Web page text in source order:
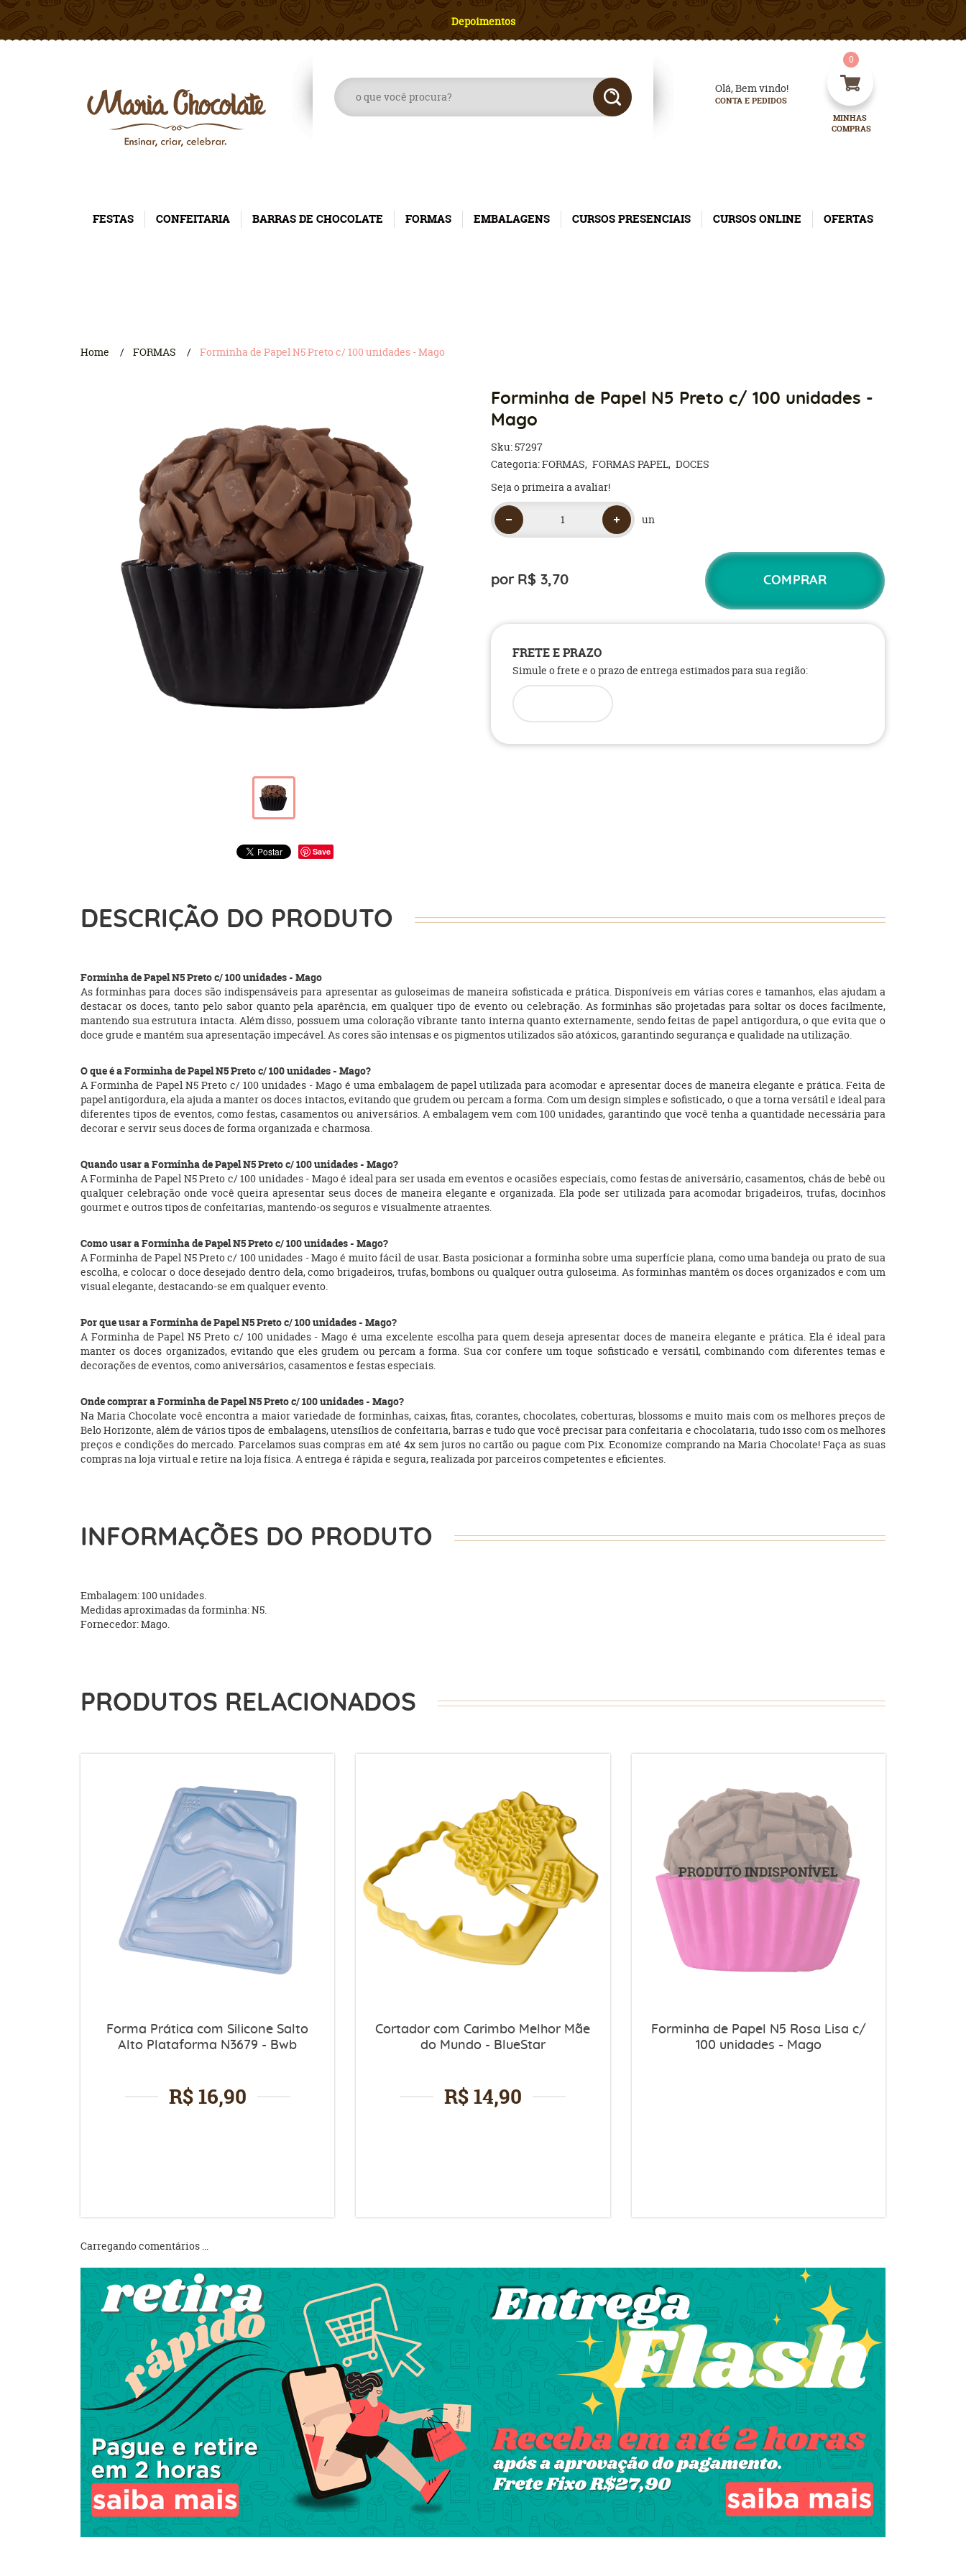
Depoimentos
Olá, Bem vindo!
CONTA E PEDIDOS
MINHAS
COMPRAS
0
FESTAS CONFEITARIA BARRAS DE CHOCOLATE FORMAS EMBALAGENS CURSOS PRESENCIAIS CURSOS ONLINE OFERTAS
Home FORMAS Forminha de Papel N5 Preto c/ 100 unidades - Mago
Save
Forminha de Papel N5 Preto c/ 100 unidades -
Mago
Sku:57297
Categoria:FORMAS FORMAS PAPEL DOCES
Seja o primeira a avaliar!
un
por R$ 3,70 COMPRAR
FRETE E PRAZO
Simule o frete e o prazo de entrega estimados para sua região:
DESCRIÇÃO DO PRODUTO
Forminha de Papel N5 Preto c/ 100 unidades - Mago
As forminhas para doces são indispensáveis para apresentar as guloseimas de maneira sofisticada e prática. Disponíveis em várias cores e tamanhos, elas ajudam a
destacar os doces, tanto pelo sabor quanto pela aparência, em qualquer tipo de evento ou celebração. As forminhas são projetadas para soltar os doces facilmente,
mantendo sua estrutura intacta. Além disso, possuem uma coloração vibrante tanto interna quanto externamente, sendo feitas de papel antigordura, o que evita que o
doce grude e mantém sua apresentação impecável. As cores são intensas e os pigmentos utilizados são atóxicos, garantindo segurança e qualidade na utilização.
O que é a Forminha de Papel N5 Preto c/ 100 unidades - Mago?
A Forminha de Papel N5 Preto c/ 100 unidades - Mago é uma embalagem de papel utilizada para acomodar e apresentar doces de maneira elegante e prática. Feita de
papel antigordura, ela ajuda a manter os doces intactos, evitando que grudem ou percam a forma. Com um design simples e sofisticado, o que a torna versátil e ideal para
diferentes tipos de eventos, como festas, casamentos ou aniversários. A embalagem vem com 100 unidades, garantindo que você tenha a quantidade necessária para
decorar e servir seus doces de forma organizada e charmosa.
Quando usar a Forminha de Papel N5 Preto c/ 100 unidades - Mago?
A Forminha de Papel N5 Preto c/ 100 unidades - Mago é ideal para ser usada em eventos e ocasiões especiais, como festas de aniversário, casamentos, chás de bebê ou
qualquer celebração onde você queira apresentar seus doces de maneira elegante e organizada. Ela pode ser utilizada para acomodar brigadeiros, trufas, docinhos
gourmet e outros tipos de confeitarias, mantendo-os seguros e visualmente atraentes.
Como usar a Forminha de Papel N5 Preto c/ 100 unidades - Mago?
A Forminha de Papel N5 Preto c/ 100 unidades - Mago é muito fácil de usar. Basta posicionar a forminha sobre uma superfície plana, como uma bandeja ou prato de sua
escolha, e colocar o doce desejado dentro dela, como brigadeiros, trufas, bombons ou qualquer outra guloseima. As forminhas mantêm os doces organizados e com um
visual elegante, destacando-se em qualquer evento.
Por que usar a Forminha de Papel N5 Preto c/ 100 unidades - Mago?
A Forminha de Papel N5 Preto c/ 100 unidades - Mago é uma excelente escolha para quem deseja apresentar doces de maneira elegante e prática. Ela é ideal para
manter os doces organizados, evitando que eles grudem ou percam a forma. Sua cor confere um toque sofisticado e versátil, combinando com diferentes temas e
decorações de eventos, como aniversários, casamentos e festas especiais.
Onde comprar a Forminha de Papel N5 Preto c/ 100 unidades - Mago?
Na Maria Chocolate você encontra a maior variedade de forminhas, caixas, fitas, corantes, chocolates, coberturas, blossoms e muito mais com os melhores preços de
Belo Horizonte, além de vários tipos de embalagens, utensílios de confeitaria, barras e tudo que você precisar para confeitaria e chocolataria, tudo isso com os melhores
preços e condições do mercado. Parcelamos suas compras em até 4x sem juros no cartão ou pague com Pix. Economize comprando na Maria Chocolate! Faça as suas
compras na loja virtual e retire na loja física. A entrega é rápida e segura, realizada por parceiros competentes e eficientes.
INFORMAÇÕES DO PRODUTO
Embalagem: 100 unidades.
Medidas aproximadas da forminha: N5.
Fornecedor: Mago.
PRODUTOS RELACIONADOS
Forma Prática com Silicone Salto
Alto Plataforma N3679 - Bwb
R$ 16,90
Cortador com Carimbo Melhor Mãe
do Mundo - BlueStar
R$ 14,90
Forminha de Papel N5 Rosa Lisa c/
100 unidades - Mago
Carregando comentários ...